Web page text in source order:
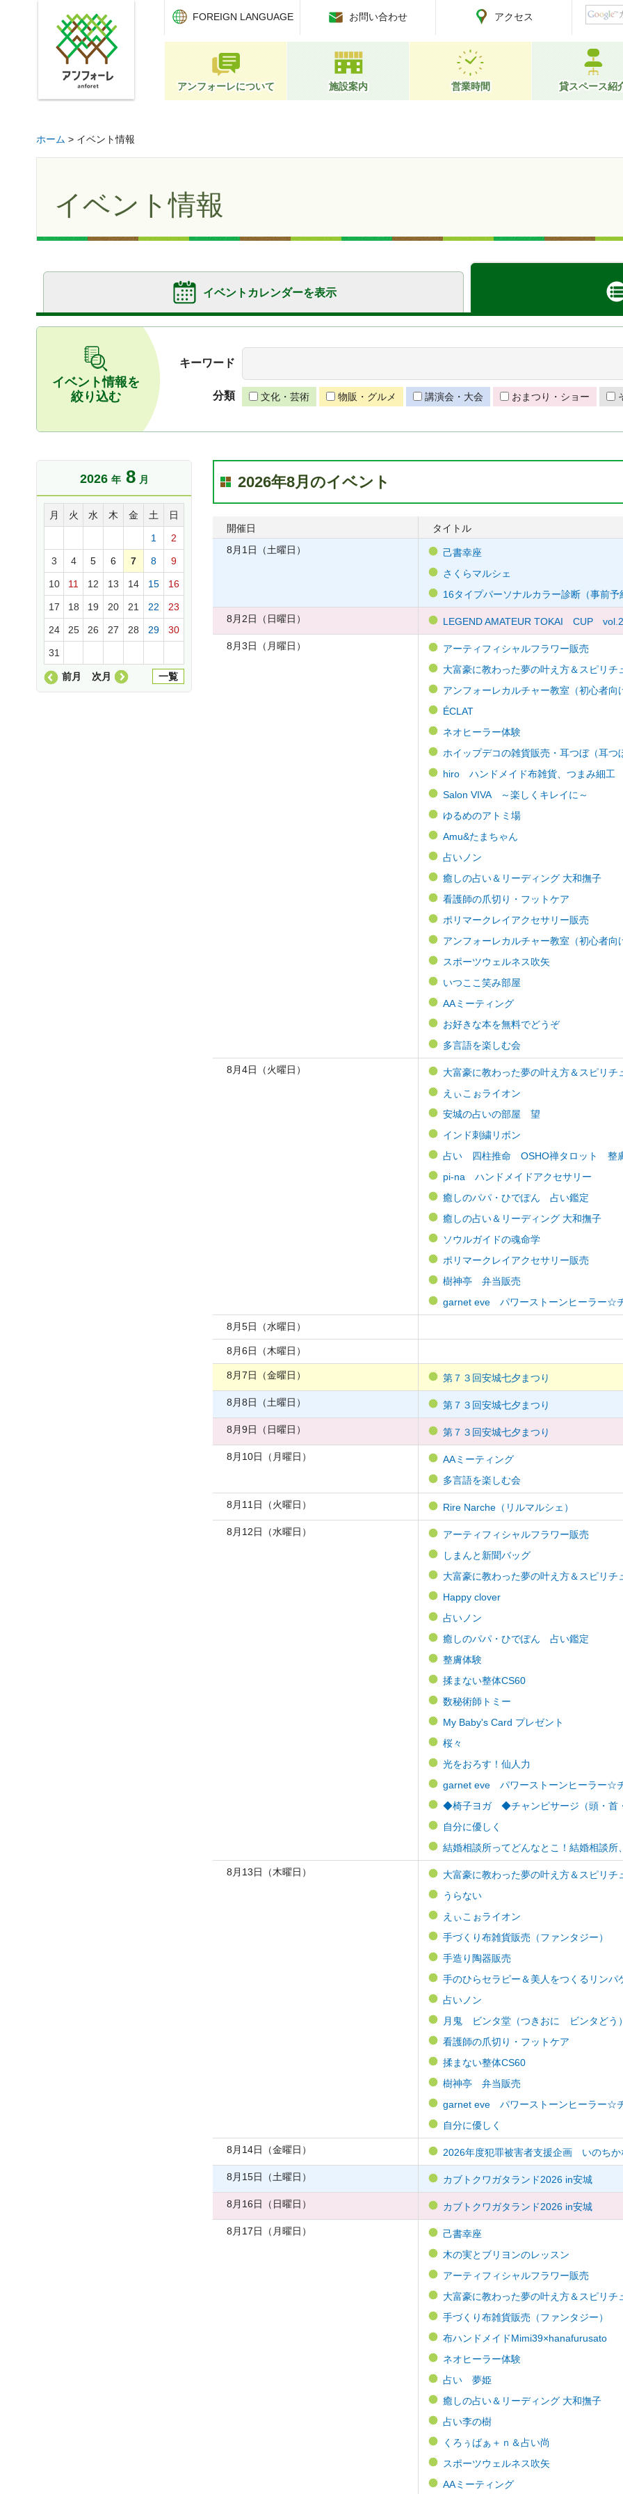
アンフォーレ
FOREIGN LANGUAGE
お問い合わせ アクセス
アンフォーレについて 施設案内 営業時間 貸スペース紹
ホーム > イベント情報
イベント情報
イベントカレンダーを表示
イベント情報を
絞り込む
キーワード
分類 文化・芸術 物販・グルメ 講演会・大会 おまつり・ショー
2026 年 8 月
月 火 水 木 金 土 日
1 2
3 4 5 6 7 8 9
10 11 12 13 14 15 16
17 18 19 20 21 22 23
24 25 26 27 28 29 30
31
前月 一覧
次月
2026年8月のイベント
開催日
タイトル
8月1日（土曜日）
己書幸座
さくらマルシェ
16タイプパーソナルカラー診断（事前予
8月2日（日曜日） LEGEND AMATEUR TOKAI CUP vol.2
8月3日（月曜日）
アーティフィシャルフラワー販売
大富豪に教わった夢の叶え方＆スピリチ
アンフォーレカルチャー教室（初心者向
ÉCLAT
ネオヒーラー体験
ホイップデコの雑貨販売・耳つぼ（耳つ
hiro ハンドメイド布雑貨、つまみ細工
Salon VIVA ～楽しくキレイに～
ゆるめのアトミ場
Amu&たまちゃん
占いノン
癒しの占い＆リーディング 大和撫子
看護師の爪切り・フットケア
ポリマークレイアクセサリー販売
アンフォーレカルチャー教室（初心者向
スポーツウェルネス吹矢
いつここ笑み部屋
AAミーティング
お好きな本を無料でどうぞ
多言語を楽しむ会
8月4日（火曜日）
大富豪に教わった夢の叶え方＆スピリチ
えぃこぉライオン
安城の占いの部屋 望
インド刺繍リボン
占い 四柱推命 OSHO禅タロット 整
pi-na ハンドメイドアクセサリー
癒しのパパ・ひでぽん 占い鑑定
癒しの占い＆リーディング 大和撫子
ソウルガイドの魂命学
ポリマークレイアクセサリー販売
樹神亭 弁当販売
garnet eve パワーストーンヒーラー☆
8月5日（水曜日）
8月6日（木曜日）
8月7日（金曜日） 第７３回安城七夕まつり
8月8日（土曜日） 第７３回安城七夕まつり
8月9日（日曜日） 第７３回安城七夕まつり
8月10日（月曜日）
AAミーティング
多言語を楽しむ会
8月11日（火曜日） Rire Narche（リルマルシェ）
8月12日（水曜日）
アーティフィシャルフラワー販売
しまんと新聞バッグ
大富豪に教わった夢の叶え方＆スピリチ
Happy clover
占いノン
癒しのパパ・ひでぽん 占い鑑定
整膚体験
揉まない整体CS60
数秘術師トミー
My Baby's Card プレゼント
桜々
光をおろす！仙人力
garnet eve パワーストーンヒーラー☆
◆椅子ヨガ ◆チャンピサージ（頭・
自分に優しく
結婚相談所ってどんなとこ！結婚相談所
8月13日（木曜日）
大富豪に教わった夢の叶え方＆スピリチ
うらない
えぃこぉライオン
手づくり布雑貨販売（ファンタジー）
手造り陶器販売
手のひらセラピー＆美人をつくるリンパ
占いノン
月鬼 ビンタ堂（つきおに ビンタどう）
看護師の爪切り・フットケア
揉まない整体CS60
樹神亭 弁当販売
garnet eve パワーストーンヒーラー☆
自分に優しく
8月14日（金曜日） 2026年度犯罪被害者支援企画 いのち
8月15日（土曜日） カブトクワガタランド2026 in安城
8月16日（日曜日） カブトクワガタランド2026 in安城
8月17日（月曜日）
己書幸座
木の実とブリヨンのレッスン
アーティフィシャルフラワー販売
大富豪に教わった夢の叶え方＆スピリチ
手づくり布雑貨販売（ファンタジー）
布ハンドメイドMimi39×hanafurusato
ネオヒーラー体験
占い 夢姫
癒しの占い＆リーディング 大和撫子
占い李の樹
くろぅばぁ＋ｎ＆占い尚
スポーツウェルネス吹矢
AAミーティング